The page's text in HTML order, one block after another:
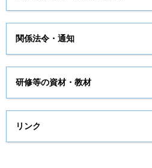
関係法令・通知
研修等の資材・教材
リンク